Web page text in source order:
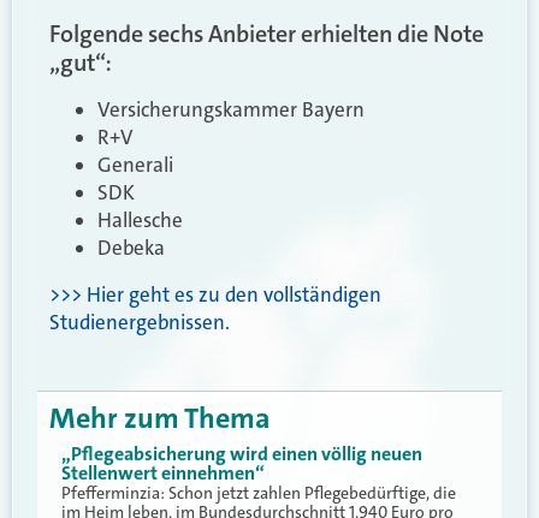
Folgende sechs Anbieter erhielten die Note
„gut“:
Versicherungskammer Bayern
R+V
Generali
SDK
Hallesche
Debeka
>>> Hier geht es zu den vollständigen
Studienergebnissen.
Mehr zum Thema
„Pflegeabsicherung wird einen völlig neuen
Stellenwert einnehmen“
Pfefferminzia: Schon jetzt zahlen Pflegebedürftige, die
im Heim leben, im Bundesdurchschnitt 1.940 Euro pro